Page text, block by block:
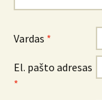
Vardas *
El. pašto adresas
*